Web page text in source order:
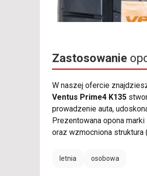
Zastosowanie
W naszej ofercie
Ventus Prime4 K135
prowadzenie auta,
Prezentowana opona marki
oraz wzmocniona struktura
letnia osobowa